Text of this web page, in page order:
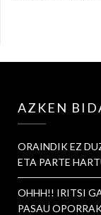
AZKEN
ORAINDIK EZ
ETA PARTE
OHHH!! IRITSI
PASAU